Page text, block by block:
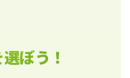
ぼう！